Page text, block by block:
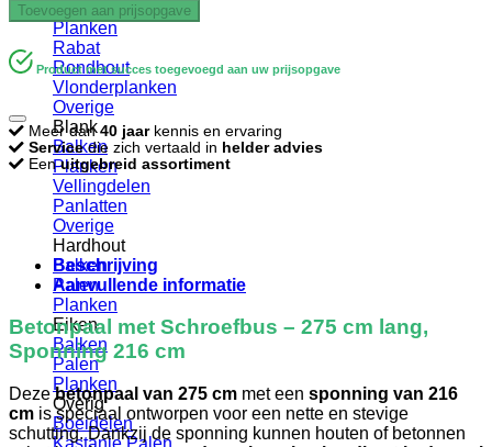
Palen
Planken
Rabat
Rondhout
Vlonderplanken
Overige
Blank
Balken
Planken
Vellingdelen
Panlatten
Overige
Hardhout
Balken
Palen
Planken
Eiken
Balken
Palen
Planken
Overig
Boeidelen
Kastanje Palen
Schroefbus
Antraciet
275CM
aantal
Toevoegen aan prijsopgave
Product met succes toegevoegd aan uw prijsopgave
Meer dan40 jaarkennis en ervaring
Servicedie zich vertaald in helder advies
Eenuitgebreid assortiment
Beschrijving
Aanvullende informatie
Betonpaal met Schroefbus – 275 cm lang,
Sponning 216 cm
Dezebetonpaal van 275 cm met een sponning van 216
cm is speciaal ontworpen voor een nette en stevige
schutting. Dankzij de sponning kunnen houten of betonnen